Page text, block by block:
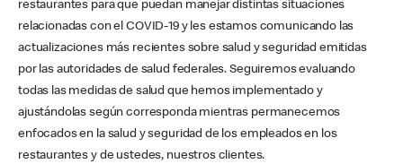
restaurantes para que puedan manejar distintas situaciones
relacionadas con el COVID-19 y les estamos comunicando las
actualizaciones más recientes sobre salud y seguridad emitidas
por las autoridades de salud federales. Seguiremos evaluando
todas las medidas de salud que hemos implementado y
ajustándolas según corresponda mientras permanecemos
enfocados en la salud y seguridad de los empleados en los
restaurantes y de ustedes, nuestros clientes.